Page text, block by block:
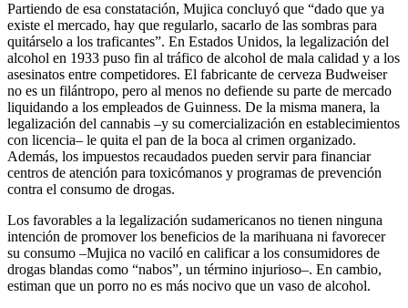
Partiendo de esa constatación, Mujica concluyó que “dado que ya
existe el mercado, hay que regularlo, sacarlo de las sombras para
quitárselo a los traficantes”. En Estados Unidos, la legalización del
alcohol en 1933 puso fin al tráfico de alcohol de mala calidad y a los
asesinatos entre competidores. El fabricante de cerveza Budweiser
no es un filántropo, pero al menos no defiende su parte de mercado
liquidando a los empleados de Guinness. De la misma manera, la
legalización del cannabis –y su comercialización en establecimientos
con licencia– le quita el pan de la boca al crimen organizado.
Además, los impuestos recaudados pueden servir para financiar
centros de atención para toxicómanos y programas de prevención
contra el consumo de drogas.
Los favorables a la legalización sudamericanos no tienen ninguna
intención de promover los beneficios de la marihuana ni favorecer
su consumo –Mujica no vaciló en calificar a los consumidores de
drogas blandas como “nabos”, un término injurioso–. En cambio,
estiman que un porro no es más nocivo que un vaso de alcohol.